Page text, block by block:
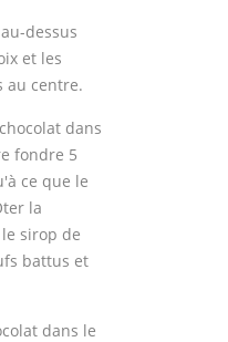
dessus
et les
au centre.
dans
fondre 5
ce que le
la
sirop de
battus et
dans le